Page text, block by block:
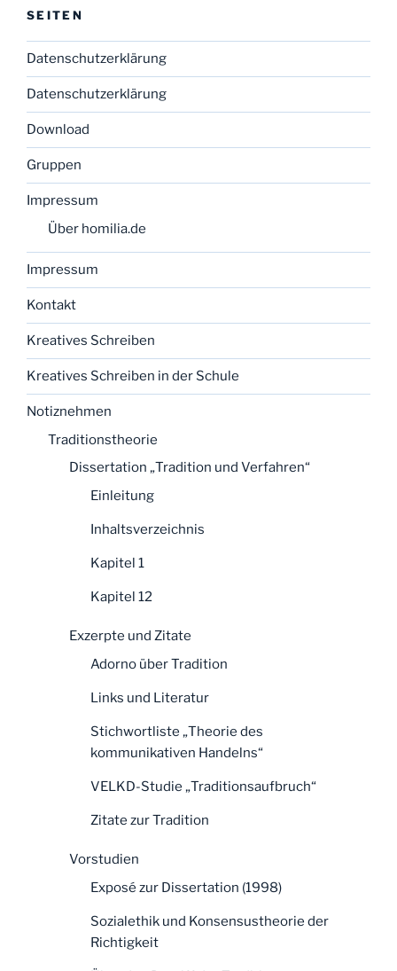
SEITEN
Datenschutzerklärung
Datenschutzerklärung
Download
Gruppen
Impressum
Über homilia.de
Impressum
Kontakt
Kreatives Schreiben
Kreatives Schreiben in der Schule
Notiznehmen
Traditionstheorie
Dissertation „Tradition und Verfahren“
Einleitung
Inhaltsverzeichnis
Kapitel 1
Kapitel 12
Exzerpte und Zitate
Adorno über Tradition
Links und Literatur
Stichwortliste „Theorie des
kommunikativen Handelns“
VELKD-Studie „Traditionsaufbruch“
Zitate zur Tradition
Vorstudien
Exposé zur Dissertation (1998)
Sozialethik und Konsensustheorie der
Richtigkeit